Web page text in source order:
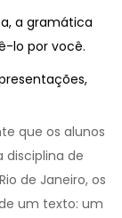
a gramática
lo por você.
que os alunos
disciplina de
de Janeiro, os
um texto: um